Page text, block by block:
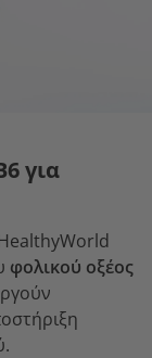
για
φολικού οξέος